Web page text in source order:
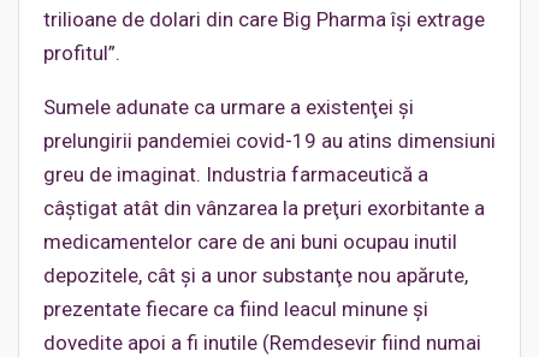
trilioane de dolari din care Big Pharma îşi extrage
profitul”.
Sumele adunate ca urmare a existenţei şi
prelungirii pandemiei covid-19 au atins dimensiuni
greu de imaginat. Industria farmaceutică a
câştigat atât din vânzarea la preţuri exorbitante a
medicamentelor care de ani buni ocupau inutil
depozitele, cât şi a unor substanţe nou apărute,
prezentate fiecare ca fiind leacul minune şi
dovedite apoi a fi inutile (Remdesevir fiind numai